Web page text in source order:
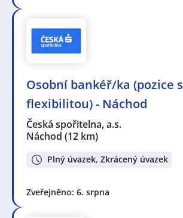
Osobní bankéř/ka (pozice s
flexibilitou) - Náchod
Česká spořitelna, a.s.
Náchod (12 km)
Plný úvazek, Zkrácený úvazek
Zveřejněno: 6. srpna